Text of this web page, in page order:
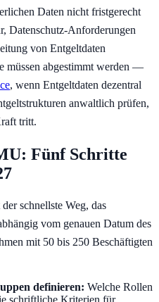
Daten nicht fristgerecht
Datenschutz-Anforderungen
von Entgeltdaten
müssen abgestimmt werden —
, wenn Entgeltdaten dezentral
anwaltlich prüfen,
tritt.
Fünf Schritte
schnellste Weg, das
vom genauen Datum des
mit 50 bis 250 Beschäftigten
definieren: Welche Rollen